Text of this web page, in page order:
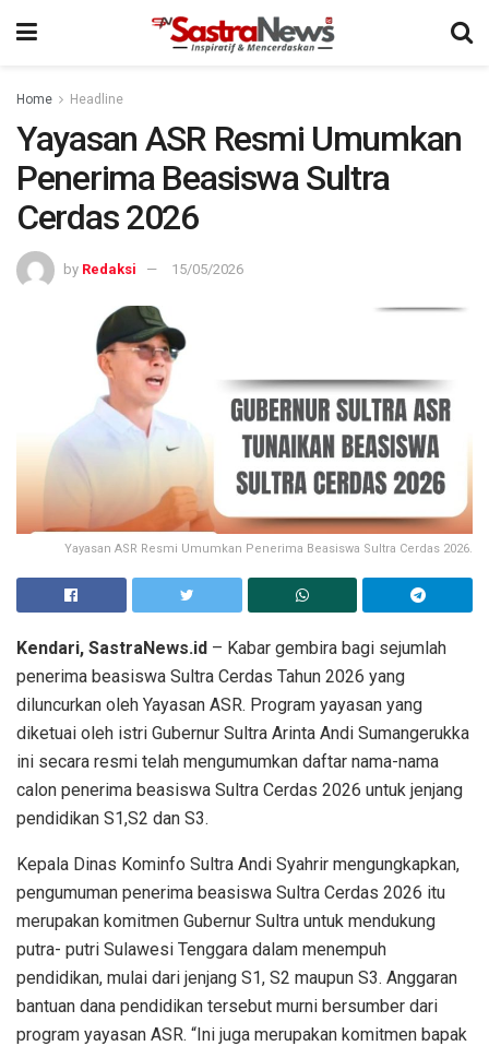
Home Headline
Yayasan ASR Resmi Umumkan
Penerima Beasiswa Sultra
Cerdas 2026
by Redaksi 15/05/2026
Yayasan ASR Resmi Umumkan Penerima Beasiswa Sultra Cerdas 2026.
Kendari, SastraNews.id – Kabar gembira bagi sejumlah
penerima beasiswa Sultra Cerdas Tahun 2026 yang
diluncurkan oleh Yayasan ASR. Program yayasan yang
diketuai oleh istri Gubernur Sultra Arinta Andi Sumangerukka
ini secara resmi telah mengumumkan daftar nama-nama
calon penerima beasiswa Sultra Cerdas 2026 untuk jenjang
pendidikan S1,S2 dan S3.
Kepala Dinas Kominfo Sultra Andi Syahrir mengungkapkan,
pengumuman penerima beasiswa Sultra Cerdas 2026 itu
merupakan komitmen Gubernur Sultra untuk mendukung
putra- putri Sulawesi Tenggara dalam menempuh
pendidikan, mulai dari jenjang S1, S2 maupun S3. Anggaran
bantuan dana pendidikan tersebut murni bersumber dari
program yayasan ASR. “Ini juga merupakan komitmen bapak